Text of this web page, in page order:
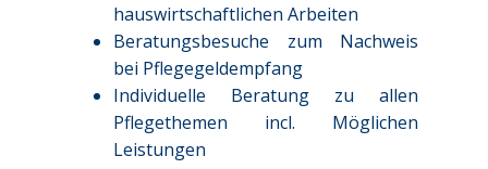
hauswirtschaftlichen Arbeiten
Beratungsbesuche zum Nachweis
bei Pflegegeldempfang
Individuelle Beratung zu allen
Pflegethemen incl. Möglichen
Leistungen